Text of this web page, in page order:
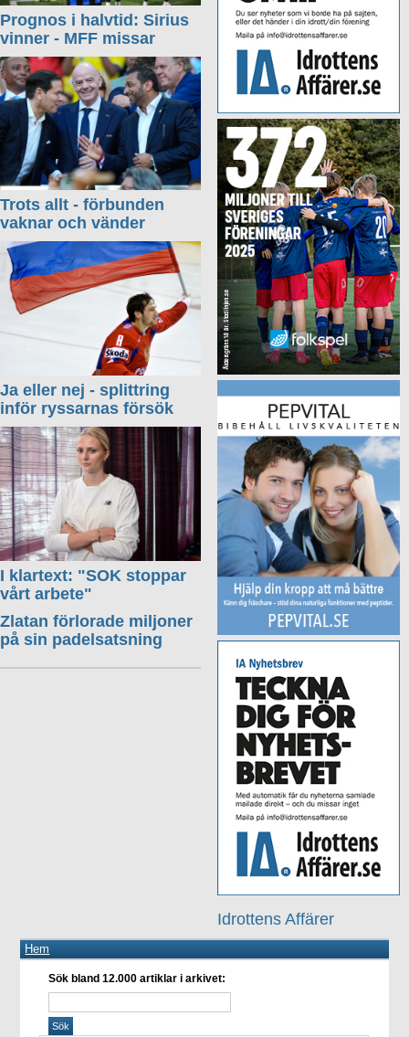
Idrottens Affärer
Prognos i halvtid: Sirius
vinner - MFF missar
Trots allt - förbunden
vaknar och vänder
Ja eller nej - splittring
inför ryssarnas försök
I klartext: "SOK stoppar
vårt arbete"
Zlatan förlorade miljoner
på sin padelsatsning
Hem
Sök bland 12.000 artiklar i arkivet: